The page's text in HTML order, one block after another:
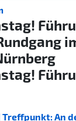
Treffpunkt: An